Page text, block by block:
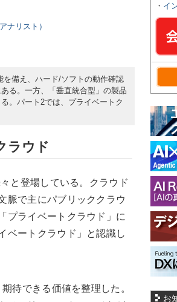
ナリスト）
備え、ハード/ソフトの動作確認
る。一方、「垂直統合型」の製品
。パート2では、プライベートク
ラウド
と登場している。クラウド
脈で主にパブリッククラウ
プライベートクラウド」に
ベートクラウド」と認識し
待できる価値を整理した。
・ イ
お